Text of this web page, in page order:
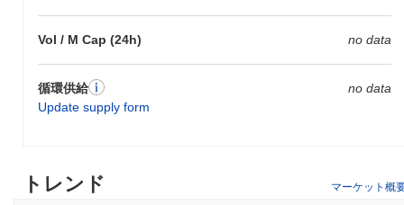
Vol / M Cap (24h) no data
循環供給
Update supply form
no data
トレンド マーケット概